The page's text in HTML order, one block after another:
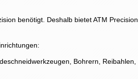
benötigt. Deshalb bietet ATM Precision
Bohrern, Reibahlen,